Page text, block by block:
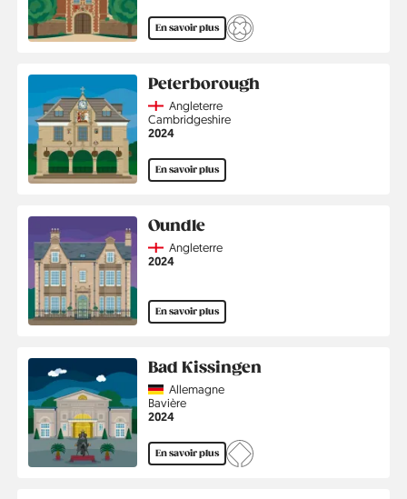
En savoir plus
Peterborough
CountryAngleterre
Région
Cambridgeshire
Année
2024
En savoir plus
Oundle
CountryAngleterre
Année
2024
En savoir plus
Bad Kissingen
CountryAllemagne
Région
Bavière
Année
2024
En savoir plus